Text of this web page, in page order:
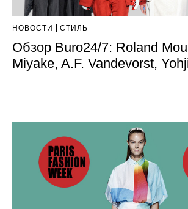
НОВОСТИ СТИЛЬ
Обзор Buro24/7: Roland
Miyake, A.F. Vandevorst,